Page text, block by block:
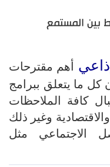
بين المستمع
أهم مقترحات
ما يتعلق ببرامج
كافة الملاحظات
وغير ذلك
الاجتماعي مثل